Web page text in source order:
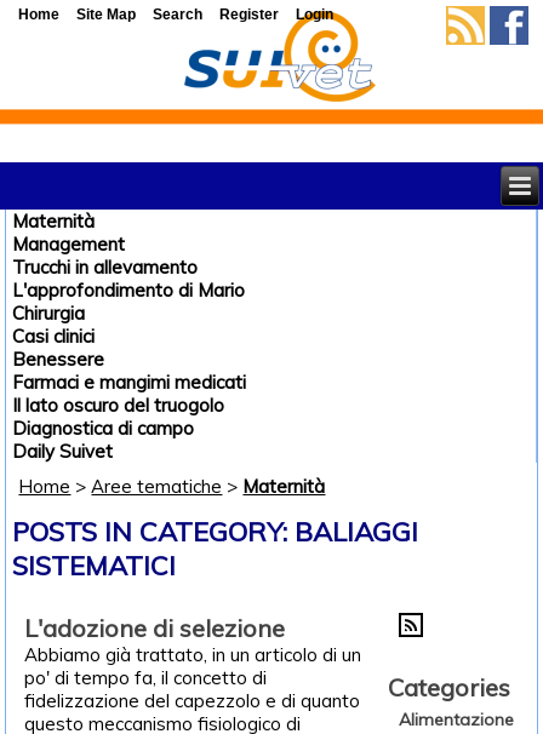
Maternità
Management
Trucchi in allevamento
L'approfondimento di Mario
Chirurgia
Casi clinici
Benessere
Farmaci e mangimi medicati
Il lato oscuro del truogolo
Diagnostica di campo
Daily Suivet
Home >Aree tematiche > Maternità
POSTS IN CATEGORY: BALIAGGI
SISTEMATICI
L'adozione di selezione
Abbiamo già trattato, in un articolo di un
po' di tempo fa, il concetto di
fidelizzazione del capezzolo e di quanto
questo meccanismo fisiologico di
Categories
Alimentazione
Home Site Map Search Register Login